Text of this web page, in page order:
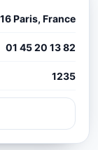
Paris, France
01 45 20 13 82
1235